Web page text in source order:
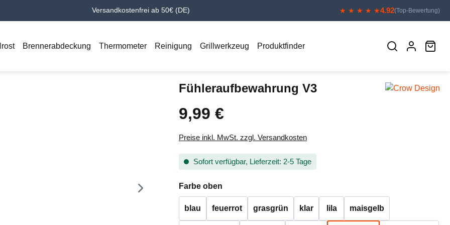
Versandkostenfrei ab 50€ (DE) ★ ★ ★ ★ ★4.92(Top-Bewertung)
Brennerabdeckung Thermometer Reinigung Grillwerkzeug Produktfinder
Fühleraufbewahrung V3
Regulärer Preis:
9,99 €
Preise inkl. MwSt. zzgl. Versandkosten
Sofort verfügbar, Lieferzeit: 2-5 Tage
Farbe oben
blau feuerrot grasgrün klar lila maisgelb